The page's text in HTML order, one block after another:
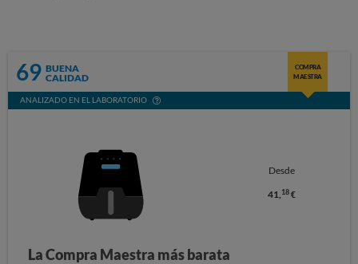
69 BUENA
CALIDAD
COMPRA
MAESTRA
ANALIZADO EN EL LABORATORIO
Desde
41,18€
La Compra Maestra más barata